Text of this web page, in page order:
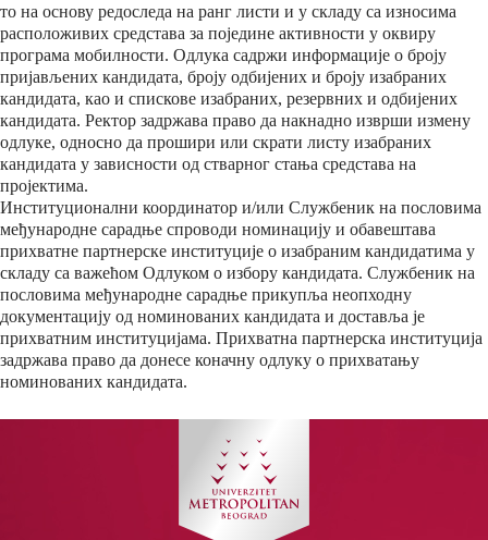
то на основу редоследа на ранг листи и у складу са износима
расположивих средстава за поједине активности у оквиру
програма мобилности. Одлука садржи информације о броју
пријављених кандидата, броју одбијених и броју изабраних
кандидата, као и спискове изабраних, резервних и одбијених
кандидата. Ректор задржава право да накнадно изврши измену
одлуке, односно да прошири или скрати листу изaбраних
кандидата у зависности од стварног стања средстава на
пројектима.
Институционални координатор и/или Службеник на пословима
међународне сарадње спроводи номинацију и обавештава
прихватне партнерске институције о изабраним кандидатима у
складу са важећом Одлуком о избору кандидата. Службеник на
пословима међународне сарадње прикупља неопходну
документацију од номинованих кандидата и доставља је
прихватним институцијама. Прихватна партнерска институција
задржава право да донесе коначну одлуку о прихватању
номинованих кандидата.